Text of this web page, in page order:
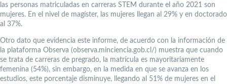
las personas matriculadas en carreras STEM durante el año 2021 son
mujeres. En el nivel de magíster, las mujeres llegan al 29% y en doctorado
al 37%.
Otro dato que evidencia este informe, de acuerdo con la información de
la plataforma Observa (observa.minciencia.gob.cl/) muestra que cuando
se trata de carreras de pregrado, la matrícula es mayoritariamente
femenina (54%), sin embargo, en la medida en que se avanza en los
estudios, este porcentaje disminuye, llegando al 51% de mujeres en el